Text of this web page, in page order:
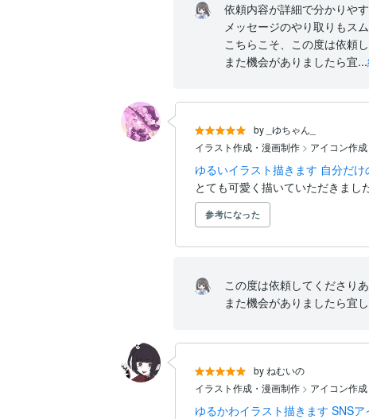
依頼内容が詳細で分かりや
メッセージのやり取りもス
こちらこそ、この度は依頼
また機会がありましたら宜...
by _ゆちゃん_
イラスト作成・漫画制作 > アイコン作
ゆるいイラスト描きます 自分だ
とても可愛く描いていただきまし
参考になった
この度は依頼してくださり
また機会がありましたら宜
by ねむいの
イラスト作成・漫画制作 > アイコン作
ゆるかわイラスト描きます SNSア